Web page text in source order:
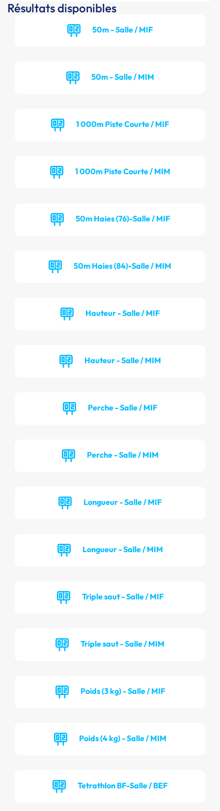
Résultats disponibles
50m - Salle / MIF
50m - Salle / MIM
1 000m Piste Courte / MIF
1 000m Piste Courte / MIM
50m Haies (76)-Salle / MIF
50m Haies (84)-Salle / MIM
Hauteur - Salle / MIF
Hauteur - Salle / MIM
Perche - Salle / MIF
Perche - Salle / MIM
Longueur - Salle / MIF
Longueur - Salle / MIM
Triple saut - Salle / MIF
Triple saut - Salle / MIM
Poids (3 kg) - Salle / MIF
Poids (4 kg) - Salle / MIM
Tetrathlon BF-Salle / BEF